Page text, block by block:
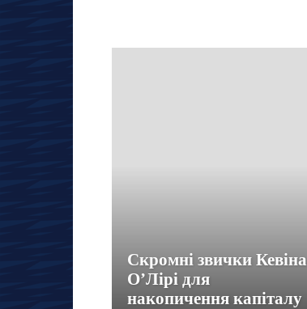
Страхування
Управління
Скромні звички Кевіна
О’Лірі для
накопичення капіталу